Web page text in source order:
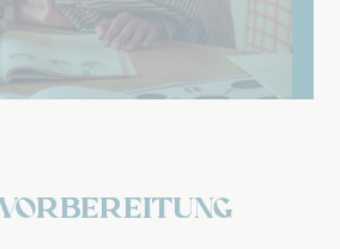
Vorbereitung